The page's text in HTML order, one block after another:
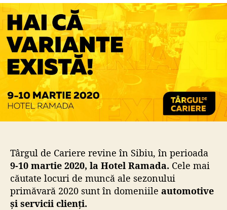
r
a
r
t
i
c
o
l
a
i
c
l
Târgul de Cariere revine în Sibiu, în perioada
9-10 martie 2020, la Hotel Ramada. Cele mai
căutate locuri de muncă ale sezonului
primăvară 2020 sunt în domeniile automotive
și servicii clienți.